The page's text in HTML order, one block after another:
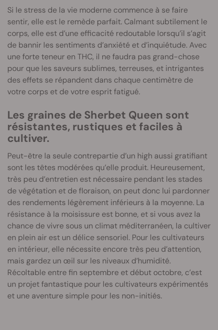
Si le stress de la vie moderne commence à se faire
sentir, elle est le remède parfait. Calmant subtilement le
corps, elle est d’une efficacité redoutable lorsqu’il s’agit
de bannir les sentiments d’anxiété et d’inquiétude. Avec
une forte teneur en THC, il ne faudra pas grand-chose
pour que les saveurs sublimes, terreuses, et intrigantes
des effets se répandent dans chaque centimètre de
votre corps et de votre esprit fatigué.
Les graines de Sherbet Queen sont
résistantes, rustiques et faciles à
cultiver.
Peut-être la seule contrepartie d’un high aussi gratifiant
sont les têtes modérées qu’elle produit. Heureusement,
très peu d’entretien est nécessaire pendant les stades
de végétation et de floraison, on peut donc lui pardonner
des rendements légèrement inférieurs à la moyenne. La
résistance à la moisissure est bonne, et si vous avez la
chance de vivre sous un climat méditerranéen, la cultiver
en plein air est un délice sensoriel. Pour les cultivateurs
en intérieur, elle nécessite encore très peu d’attention,
mais gardez un œil sur les niveaux d’humidité.
Récoltable entre fin septembre et début octobre, c’est
un projet fantastique pour les cultivateurs expérimentés
et une aventure simple pour les non-initiés.